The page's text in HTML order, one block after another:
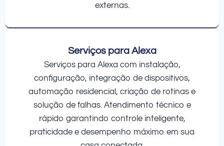
externas.
Serviços para Alexa
Serviços para Alexa com instalação,
configuração, integração de dispositivos,
automação residencial, criação de rotinas e
solução de falhas. Atendimento técnico e
rápido garantindo controle inteligente,
praticidade e desempenho máximo em sua